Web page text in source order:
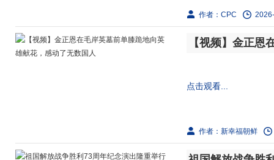
作者：CPC
点击观看...
作者：新幸福朝鲜